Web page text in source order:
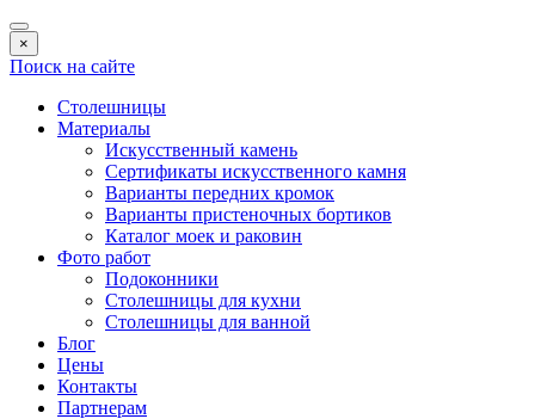
×
Поиск на сайте
Столешницы
Материалы
Искусственный камень
Сертификаты искусственного камня
Варианты передних кромок
Варианты пристеночных бортиков
Каталог моек и раковин
Фото работ
Подоконники
Столешницы для кухни
Столешницы для ванной
Блог
Цены
Контакты
Партнерам